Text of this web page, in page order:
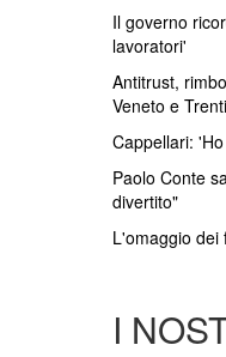
Il governo
lavoratori'
Antitrust,
Veneto e
Cappellari:
Paolo Conte
divertito"
L'omaggio dei
I